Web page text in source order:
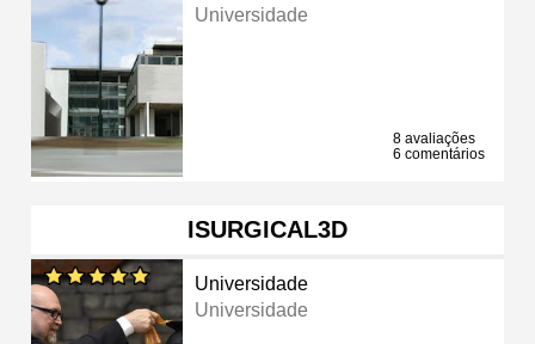
Universidade
8 avaliações
6 comentários
ISURGICAL3D
Universidade
Universidade